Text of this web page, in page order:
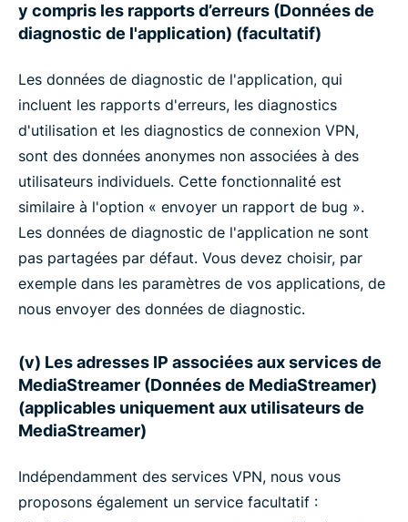
y compris les rapports d’erreurs (Données de
diagnostic de l'application) (facultatif)
Les données de diagnostic de l'application, qui
incluent les rapports d'erreurs, les diagnostics
d'utilisation et les diagnostics de connexion VPN,
sont des données anonymes non associées à des
utilisateurs individuels. Cette fonctionnalité est
similaire à l'option « envoyer un rapport de bug ».
Les données de diagnostic de l'application ne sont
pas partagées par défaut. Vous devez choisir, par
exemple dans les paramètres de vos applications, de
nous envoyer des données de diagnostic.
(v) Les adresses IP associées aux services de
MediaStreamer (Données de MediaStreamer)
(applicables uniquement aux utilisateurs de
MediaStreamer)
Indépendamment des services VPN, nous vous
proposons également un service facultatif :